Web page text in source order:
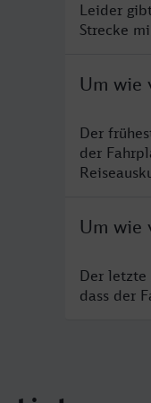
Leider
Strecke
Um wie
Der
der
Um wie
Der letzte
dass der